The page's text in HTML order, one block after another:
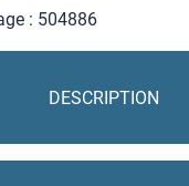
: 504886
DESCRIPTION